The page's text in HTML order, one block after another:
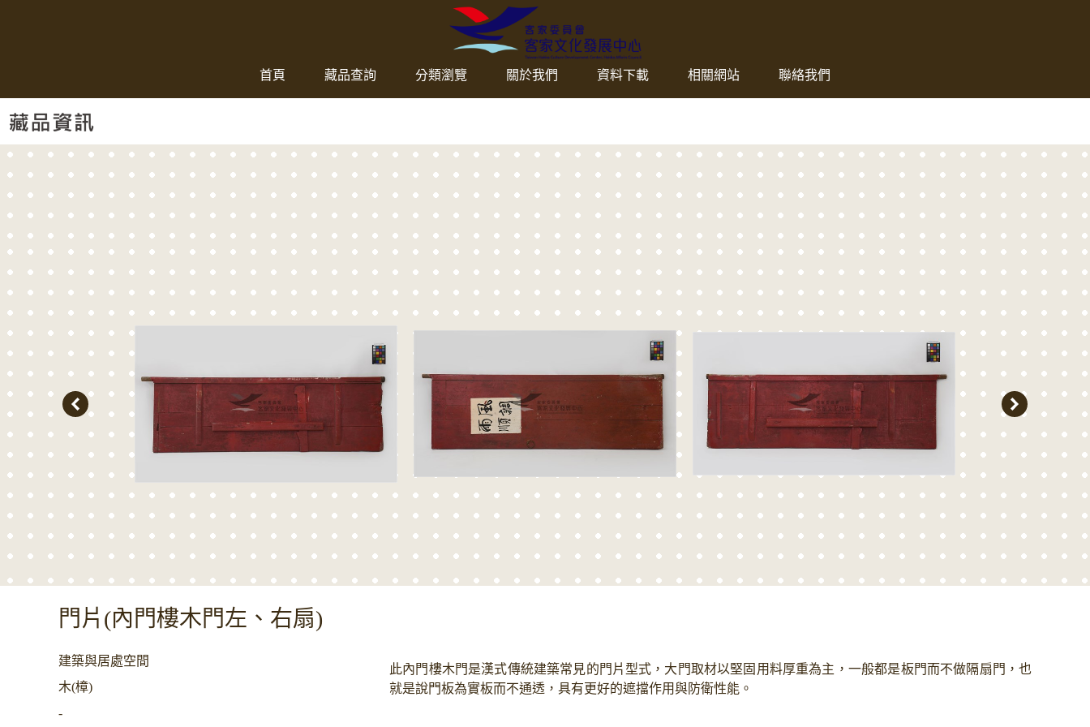
客家委員會客家文化發展中心
網頁導覽
首頁 藏品查詢 分類瀏覽 關於我們 資料下載 相關網站 聯絡我們
藏品資訊
門片(內門樓木門左、右扇)
建築與居處空間
木(樟)
-
此內門樓木門是漢式傳統建築常見的門片型式，大門取材以堅固用料厚重為主，一般都是板門而不做隔扇門，也
就是說門板為實板而不通透，具有更好的遮擋作用與防衛性能。